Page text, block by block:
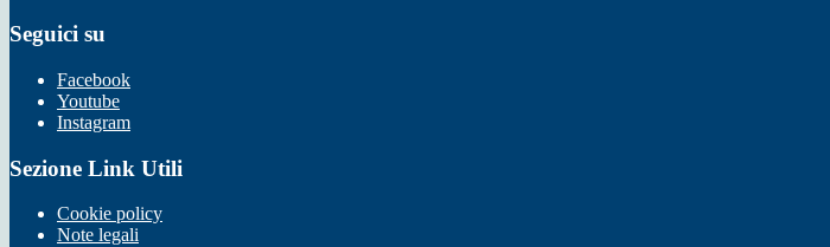
Seguici su
Facebook
Youtube
Instagram
Sezione Link Utili
Cookie policy
Note legali